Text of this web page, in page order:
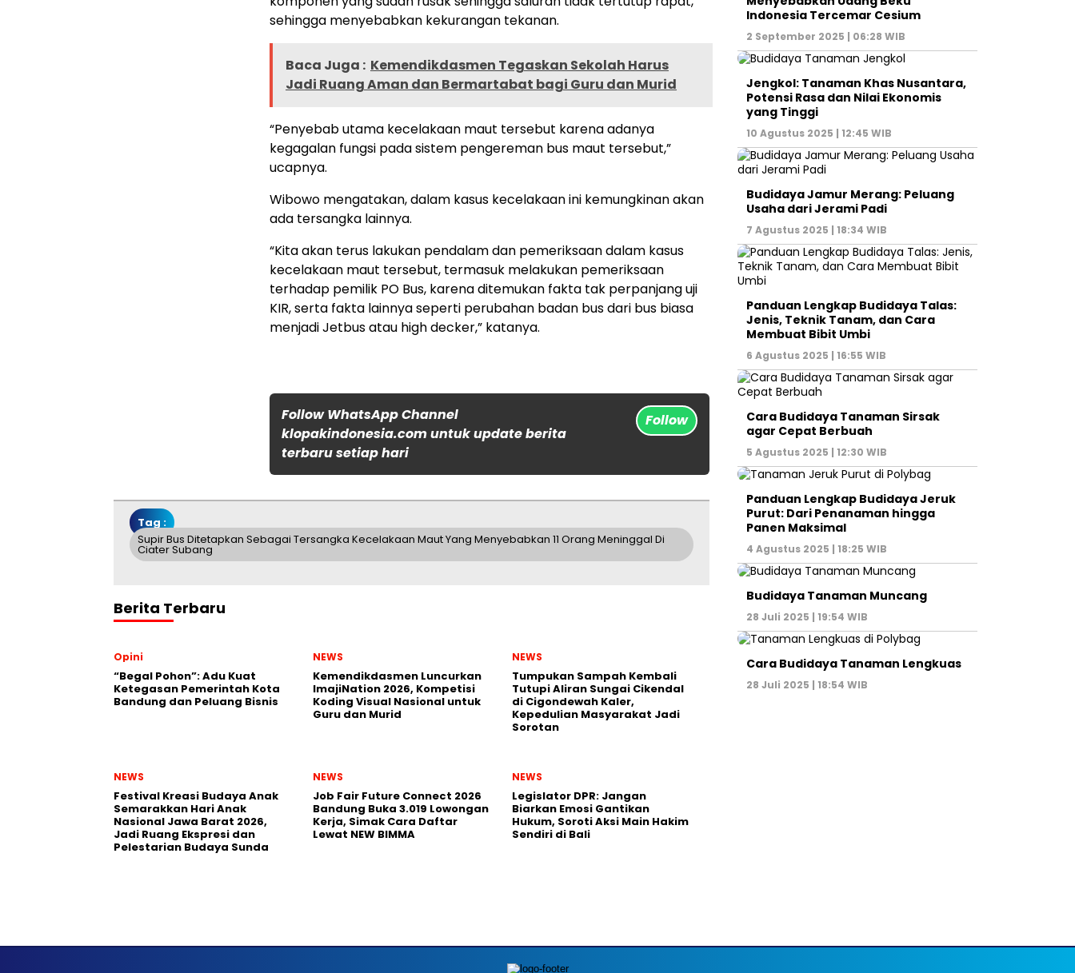
sehingga menyebabkan kekurangan tekanan.
Baca Juga : Kemendikdasmen Tegaskan Sekolah Harus
Jadi Ruang Aman dan Bermartabat bagi Guru dan Murid
“Penyebab utama kecelakaan maut tersebut karena adanya
kegagalan fungsi pada sistem pengereman bus maut tersebut,”
ucapnya.
Wibowo mengatakan, dalam kasus kecelakaan ini kemungkinan akan
ada tersangka lainnya.
“Kita akan terus lakukan pendalam dan pemeriksaan dalam kasus
kecelakaan maut tersebut, termasuk melakukan pemeriksaan
terhadap pemilik PO Bus, karena ditemukan fakta tak perpanjang uji
KIR, serta fakta lainnya seperti perubahan badan bus dari bus biasa
menjadi Jetbus atau high decker,” katanya.
Follow WhatsApp Channel
klopakindonesia.com untuk update berita
terbaru setiap hari
Follow
Tag :
Supir Bus Ditetapkan Sebagai Tersangka Kecelakaan Maut Yang Menyebabkan 11 Orang Meninggal Di
Ciater Subang
Berita Terbaru
Opini
“Begal Pohon”: Adu Kuat
Ketegasan Pemerintah Kota
Bandung dan Peluang Bisnis
NEWS
Kemendikdasmen Luncurkan
ImajiNation 2026, Kompetisi
Koding Visual Nasional untuk
Guru dan Murid
NEWS
Tumpukan Sampah Kembali
Tutupi Aliran Sungai Cikendal
di Cigondewah Kaler,
Kepedulian Masyarakat Jadi
Sorotan
NEWS
Festival Kreasi Budaya Anak
Semarakkan Hari Anak
Nasional Jawa Barat 2026,
Jadi Ruang Ekspresi dan
Pelestarian Budaya Sunda
NEWS
Job Fair Future Connect 2026
Bandung Buka 3.019 Lowongan
Kerja, Simak Cara Daftar
Lewat NEW BIMMA
NEWS
Legislator DPR: Jangan
Biarkan Emosi Gantikan
Hukum, Soroti Aksi Main Hakim
Sendiri di Bali
Indonesia Tercemar Cesium
2 September 2025 | 06:28 WIB
Jengkol: Tanaman Khas Nusantara,
Potensi Rasa dan Nilai Ekonomis
yang Tinggi
10 Agustus 2025 | 12:45 WIB
Budidaya Jamur Merang: Peluang
Usaha dari Jerami Padi
7 Agustus 2025 | 18:34 WIB
Panduan Lengkap Budidaya Talas:
Jenis, Teknik Tanam, dan Cara
Membuat Bibit Umbi
6 Agustus 2025 | 16:55 WIB
Cara Budidaya Tanaman Sirsak
agar Cepat Berbuah
5 Agustus 2025 | 12:30 WIB
Panduan Lengkap Budidaya Jeruk
Purut: Dari Penanaman hingga
Panen Maksimal
4 Agustus 2025 | 18:25 WIB
Budidaya Tanaman Muncang
28 Juli 2025 | 19:54 WIB
Cara Budidaya Tanaman Lengkuas
28 Juli 2025 | 18:54 WIB